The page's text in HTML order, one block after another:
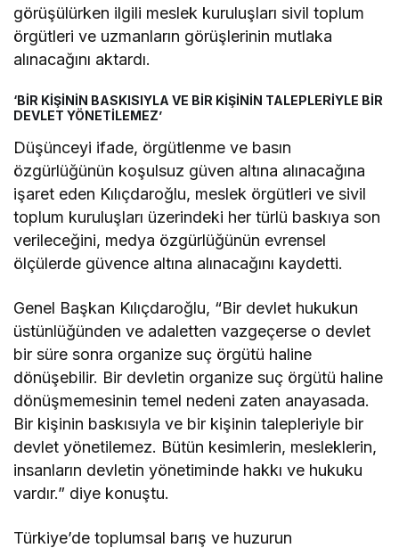
görüşülürken ilgili meslek kuruluşları sivil toplum
örgütleri ve uzmanların görüşlerinin mutlaka
alınacağını aktardı.
‘BİR KİŞİNİN BASKISIYLA VE BİR KİŞİNİN TALEPLERİYLE BİR
DEVLET YÖNETİLEMEZ’
Düşünceyi ifade, örgütlenme ve basın
özgürlüğünün koşulsuz güven altına alınacağına
işaret eden Kılıçdaroğlu, meslek örgütleri ve sivil
toplum kuruluşları üzerindeki her türlü baskıya son
verileceğini, medya özgürlüğünün evrensel
ölçülerde güvence altına alınacağını kaydetti.
Genel Başkan Kılıçdaroğlu, “Bir devlet hukukun
üstünlüğünden ve adaletten vazgeçerse o devlet
bir süre sonra organize suç örgütü haline
dönüşebilir. Bir devletin organize suç örgütü haline
dönüşmemesinin temel nedeni zaten anayasada.
Bir kişinin baskısıyla ve bir kişinin talepleriyle bir
devlet yönetilemez. Bütün kesimlerin, mesleklerin,
insanların devletin yönetiminde hakkı ve hukuku
vardır.” diye konuştu.
Türkiye’de toplumsal barış ve huzurun